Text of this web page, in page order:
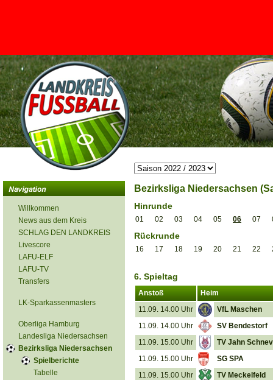
<
Willkommen
News aus dem Kreis
SCHLAG DEN LANDKREIS
Livescore
LAFU-ELF
LAFU-TV
Transfers
LK-Sparkassenmasters
Oberliga Hamburg
Landesliga Niedersachsen
Bezirksliga Niedersachsen
Spielberichte
Tabelle
Bezirksliga Niedersachsen
Hinrunde
01 02 03 04 05 06 07
Rückrunde
16 17 18 19 20 21 22
6. Spieltag
Anstoß
Heim
11.09. 14.00 Uhr
VfL Maschen
11.09. 14.00 Uhr
SV Bendestorf
11.09. 15.00 Uhr
TV Jahn
11.09. 15.00 Uhr
SG SPA
11.09. 15.00 Uhr
TV Meckelfeld